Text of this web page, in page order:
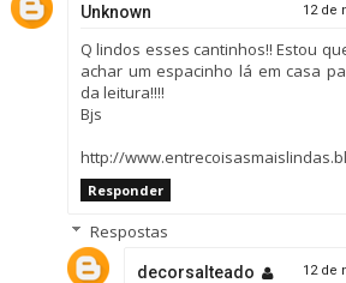
Unknown 12 de
Q lindos esses cantinhos!! Estou
achar um espacinho lá em casa
da leitura!!!!
Bjs
http://
Responder
Respostas
decorsalteado 12 de